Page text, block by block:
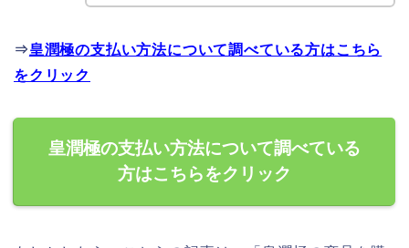
⇒皇潤極の支払い方法について調べている方はこちら
をクリック
皇潤極の支払い方法について調べている
方はこちらをクリック